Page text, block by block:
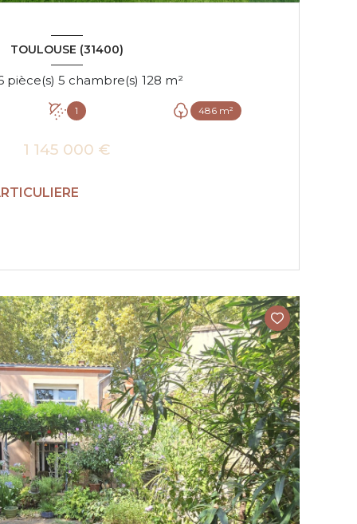
TOULOUSE (31400)
Maison 6 pièce(s) 5 chambre(s) 128 m²
1 486 m²
1 145 000 €